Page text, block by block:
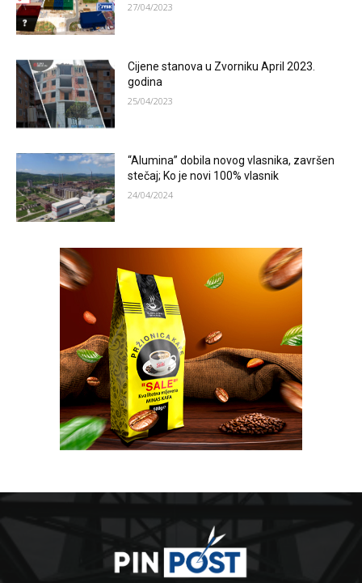
27/04/2023
Cijene stanova u Zvorniku April 2023.
godina
25/04/2023
“Alumina” dobila novog vlasnika, završen
stečaj; Ko je novi 100% vlasnik
24/04/2024